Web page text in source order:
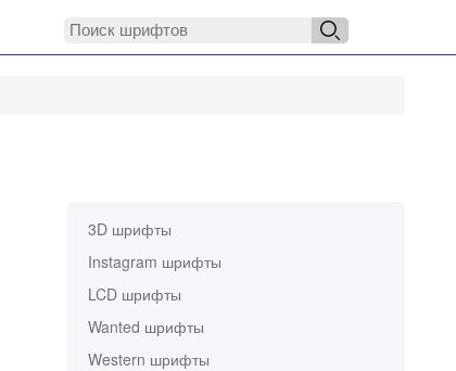
3D шрифты
Instagram шрифты
LCD шрифты
Wanted шрифты
Western шрифты